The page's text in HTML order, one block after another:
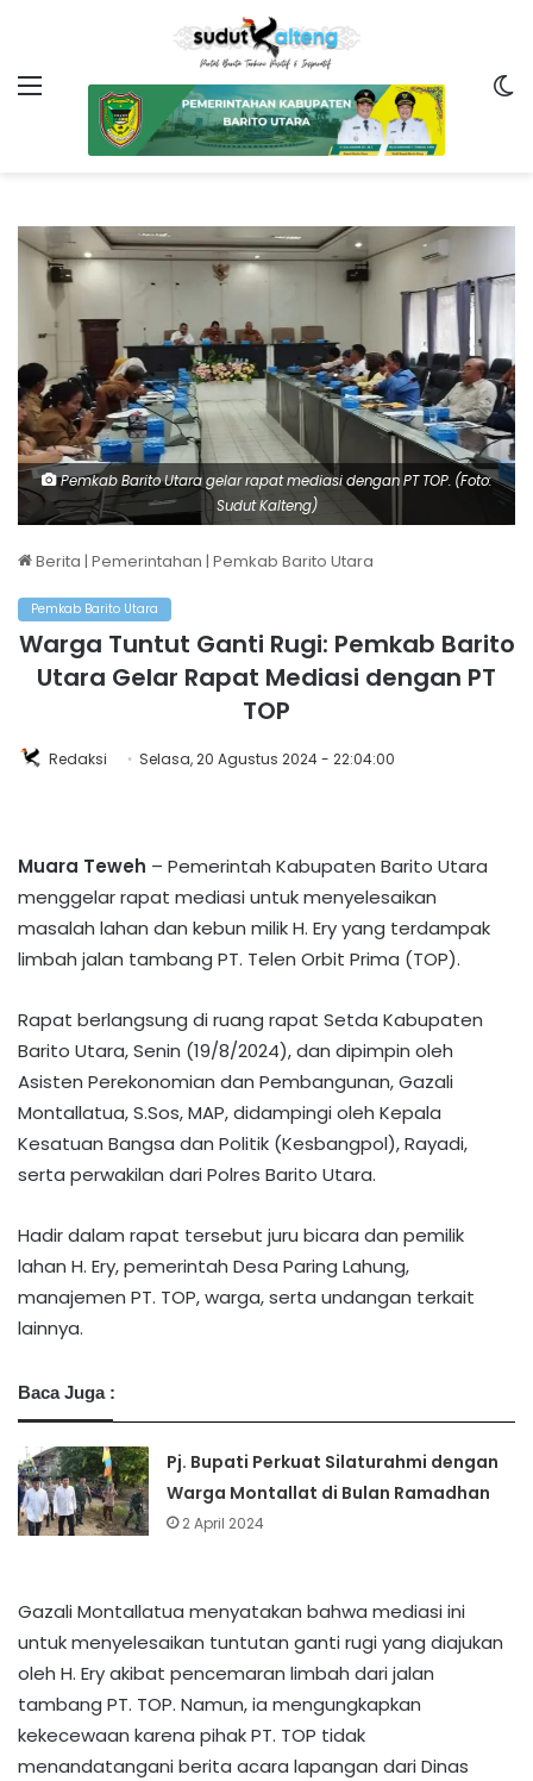
Menu
Pemkab Barito Utara gelar rapat mediasi dengan PT TOP. (Foto:
Sudut Kalteng)
Berita | Pemerintahan | Pemkab Barito Utara
Pemkab Barito Utara
Warga Tuntut Ganti Rugi: Pemkab Barito
Utara Gelar Rapat Mediasi dengan PT
TOP
Redaksi Selasa, 20 Agustus 2024 - 22:04:00
Muara Teweh – Pemerintah Kabupaten Barito Utara
menggelar rapat mediasi untuk menyelesaikan
masalah lahan dan kebun milik H. Ery yang terdampak
limbah jalan tambang PT. Telen Orbit Prima (TOP).
Rapat berlangsung di ruang rapat Setda Kabupaten
Barito Utara, Senin (19/8/2024), dan dipimpin oleh
Asisten Perekonomian dan Pembangunan, Gazali
Montallatua, S.Sos, MAP, didampingi oleh Kepala
Kesatuan Bangsa dan Politik (Kesbangpol), Rayadi,
serta perwakilan dari Polres Barito Utara.
Hadir dalam rapat tersebut juru bicara dan pemilik
lahan H. Ery, pemerintah Desa Paring Lahung,
manajemen PT. TOP, warga, serta undangan terkait
lainnya.
Baca Juga :
Pj. Bupati Perkuat Silaturahmi dengan
Warga Montallat di Bulan Ramadhan
2 April 2024
Gazali Montallatua menyatakan bahwa mediasi ini
untuk menyelesaikan tuntutan ganti rugi yang diajukan
oleh H. Ery akibat pencemaran limbah dari jalan
tambang PT. TOP. Namun, ia mengungkapkan
kekecewaan karena pihak PT. TOP tidak
menandatangani berita acara lapangan dari Dinas